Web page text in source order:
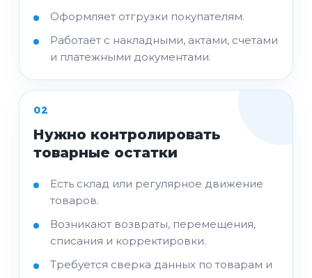
Оформляет отгрузки покупателям.
Работает с накладными, актами, счетами
и платежными документами.
02
Нужно контролировать
товарные остатки
Есть склад или регулярное движение
товаров.
Возникают возвраты, перемещения,
списания и корректировки.
Требуется сверка данных по товарам и